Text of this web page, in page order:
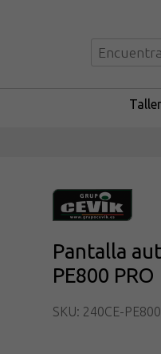
Pantalla
PE800 PRO
SKU: 240CE-